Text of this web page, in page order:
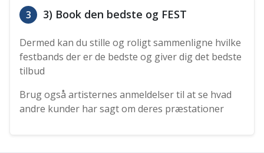
3 3) Book den bedste og FEST
Dermed kan du stille og roligt sammenligne hvilke
festbands der er de bedste og giver dig det bedste
tilbud
Brug også artisternes anmeldelser til at se hvad
andre kunder har sagt om deres præstationer